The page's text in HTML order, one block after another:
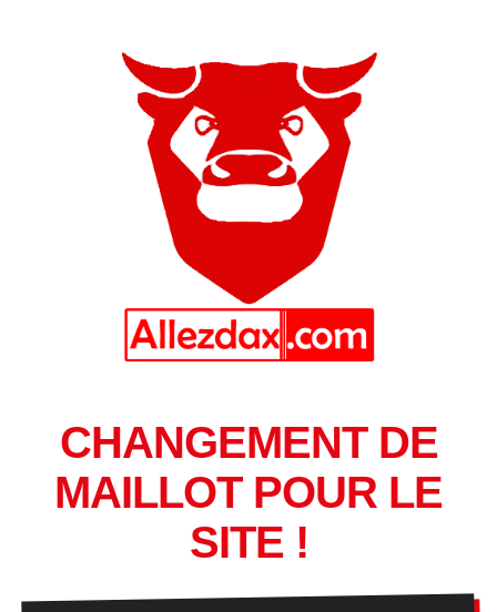
CHANGEMENT DE
MAILLOT POUR LE
SITE !